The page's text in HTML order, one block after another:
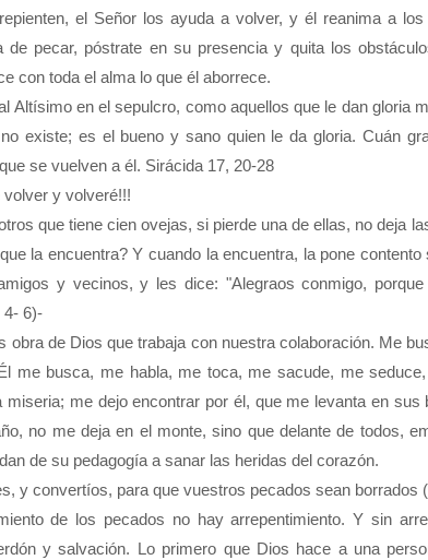
el Señor los ayuda a volver, y él reanima a
de pecar, póstrate en su presencia y quita los
con toda el alma lo que él aborrece.
Altísimo en el sepulcro, como aquellos que le dan gloria
existe; es el bueno y sano quien le da gloria. Cuán
se vuelven a él. Sirácida 17, 20-28
volver y volveré!!!
que tiene cien ovejas, si pierde una de ellas, no deja
la encuentra? Y cuando la encuentra, la pone
y vecinos, y les dice: "Alegraos conmigo,
4- 6)-
obra de Dios que trabaja con nuestra colaboración. Me
me busca, me habla, me toca, me sacude, me
miseria; me dejo encontrar por él, que me levanta en
no me deja en el monte, sino que delante de todos,
de su pedagogía a sanar las heridas del corazón.
y convertíos, para que vuestros pecados sean borrados
de los pecados no hay arrepentimiento. Y sin
y salvación. Lo primero que Dios hace a una